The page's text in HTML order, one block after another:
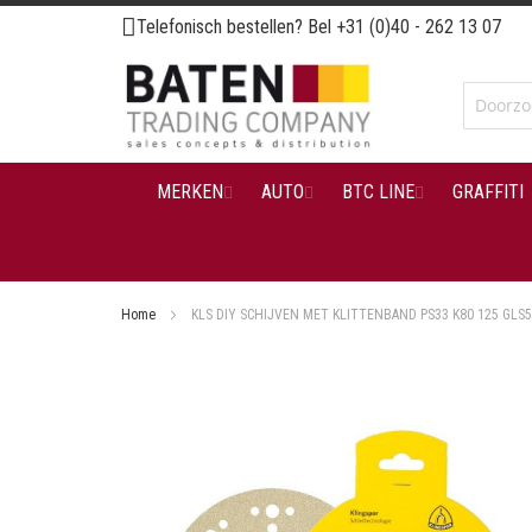
Ga
naar
de
inhoud
Telefonisch bestellen? Bel +31 (0)40 - 262 13 07
MERKEN AUTO BTC LINE GRAFFITI
Home KLS DIY SCHIJVEN MET KLITTENBAND PS33 K80 125
afbeeldingen-